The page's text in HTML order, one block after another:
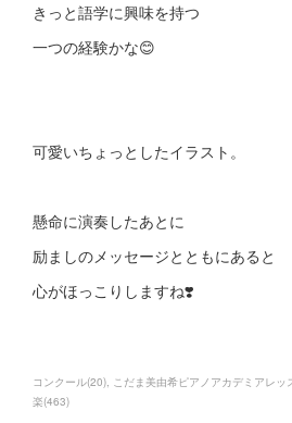
きっと語学に興味を持つ
一つの経験かな😊
可愛いちょっとしたイラスト。
懸命に演奏したあとに
励ましのメッセージとともにあると
心がほっこりしますね❣️
コンクール(20) こだま美由希ピアノアカデミアレッ
楽(463)